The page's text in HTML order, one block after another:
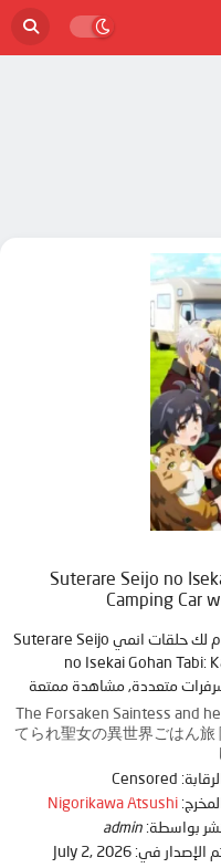
Suterare Seijo no
Camping Car
مرحبا بك في موقع انمي دار animedar نقدم لك حلقات انمي Suterare Seijo
no Isekai Gohan Tabi:
The Forsaken Saintess and
てられ聖女の異世界ごはん
الرقابة:
المخرج: Nigorikawa Atsushi
بواسطة: admin
الإصدار في: July 2, 2026